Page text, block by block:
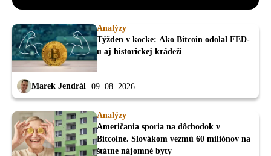
Analýzy
Týžden v kocke: Ako Bitcoin odolal FED-
u aj historickej krádeži
Marek Jendrál 09. 08. 2026
Analýzy
Američania sporia na dôchodok v
Bitcoine. Slovákom vezmú 60 miliónov na
štátne nájomné byty